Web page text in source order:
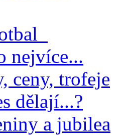
nejvíce...
ceny, trofeje
dělají...?
a jubilea